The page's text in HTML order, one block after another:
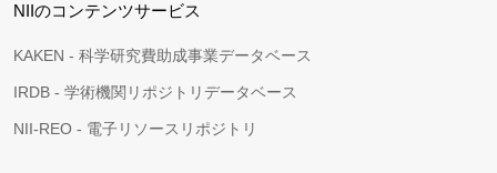
NIIのコンテンツサービス
KAKEN - 科学研究費助成事業データベース
IRDB - 学術機関リポジトリデータベース
NII-REO - 電子リソースリポジトリ